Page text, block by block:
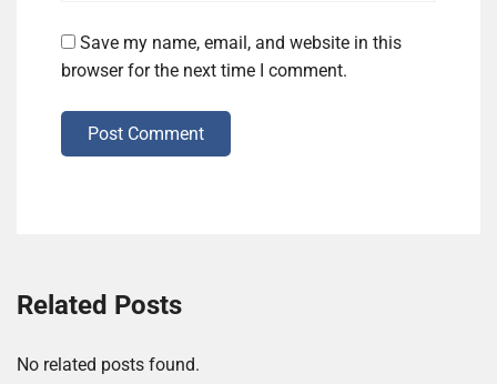
Save my name, email, and website in this
browser for the next time I comment.
Post Comment
Related Posts
No related posts found.